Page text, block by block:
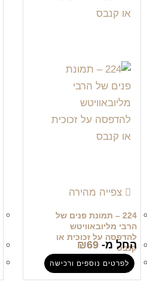
צפייה מהירה
224 – תמונת פנים של
הרבי מליובאוויטש
להדפסה על זכוכית או
קנבס
החל מ- ₪69
לפרטים נוספים ורכישה